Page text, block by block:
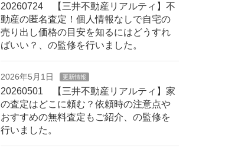
20260724 【三井不動産リアルティ】不
動産の匿名査定！個人情報なしで自宅の
売り出し価格の目安を知るにはどうすれ
ばいい？、の監修を行いました。
2026年5月1日 更新情報
20260501 【三井不動産リアルティ】家
の査定はどこに頼む？依頼時の注意点や
おすすめの無料査定もご紹介、の監修を
行いました。